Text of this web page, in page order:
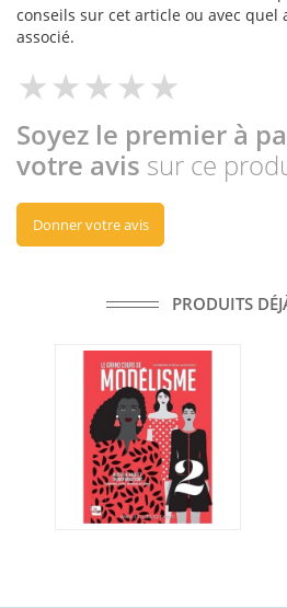
conseils sur cet article ou avec quel
associé.
Soyez le premier à
votre avis sur ce
Donner votre avis
PRODUITS